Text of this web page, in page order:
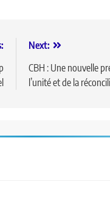
Next:
CBH : Une nouvelle
l’unité et de la